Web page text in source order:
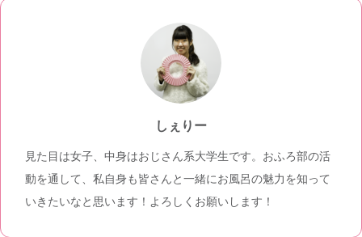
しぇりー
見た目は女子、中身はおじさん系大学生です。おふろ部の活
動を通して、私自身も皆さんと一緒にお風呂の魅力を知って
いきたいなと思います！よろしくお願いします！